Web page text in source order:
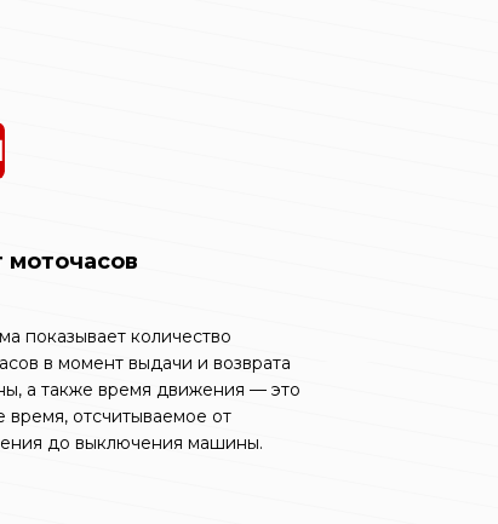
моточасов
показывает количество
в момент выдачи и возврата
а также время движения — это
время, отсчитываемое от
до выключения машины.